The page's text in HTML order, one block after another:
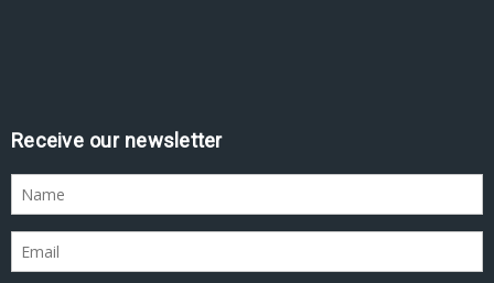
Receive our newsletter